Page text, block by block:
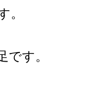
。
です。